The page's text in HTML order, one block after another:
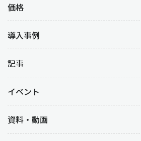
価格
導入事例
記事
イベント
資料・動画